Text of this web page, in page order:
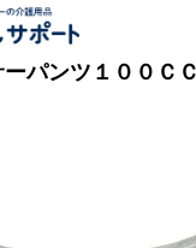
パンツ１００Ｃ